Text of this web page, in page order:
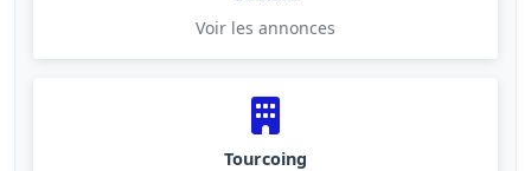
Voir les annonces
Tourcoing